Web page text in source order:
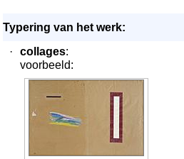
Typering van het werk:
·
collages:
voorbeeld: